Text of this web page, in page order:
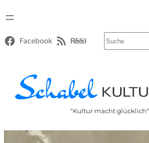
Facebook RSS-Feed
"Kultur macht glücklich"